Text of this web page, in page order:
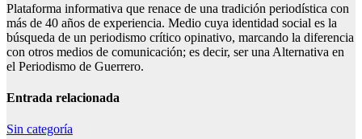
Plataforma informativa que renace de una tradición periodística con
más de 40 años de experiencia. Medio cuya identidad social es la
búsqueda de un periodismo crítico opinativo, marcando la diferencia
con otros medios de comunicación; es decir, ser una Alternativa en
el Periodismo de Guerrero.
Entrada relacionada
Sin categoría